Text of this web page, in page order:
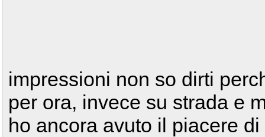
impressioni non so dirti
per ora, invece su strada e
ho ancora avuto il piacere